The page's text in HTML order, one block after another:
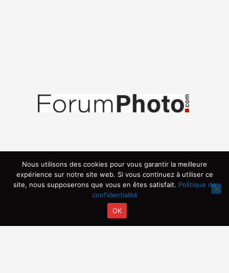
Copyright © 2026 | Propulsé par ARVIA
Nous utilisons des cookies pour vous garantir la meilleure
expérience sur notre site web. Si vous continuez à utiliser ce
site, nous supposerons que vous en êtes satisfait. Politique de
confidentialité
OK